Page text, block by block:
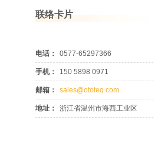
联络卡片
电话： 0577-65297366
手机： 150 5898 0971
邮箱： sales@ototeq.com
地址： 浙江省温州市海西工业区